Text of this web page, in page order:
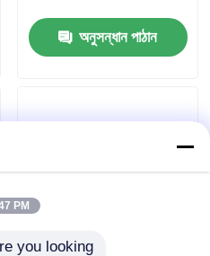
অনুসন্ধান পাঠান
PM
you looking